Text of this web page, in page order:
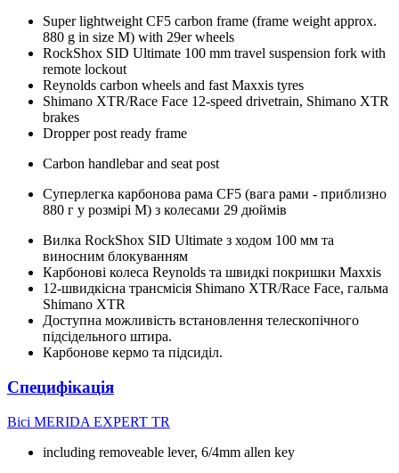
Super lightweight CF5 carbon frame (frame weight approx.
880 g in size M) with 29er wheels
RockShox SID Ultimate 100 mm travel suspension fork with
remote lockout
Reynolds carbon wheels and fast Maxxis tyres
Shimano XTR/Race Face 12-speed drivetrain, Shimano XTR
brakes
Dropper post ready frame
Carbon handlebar and seat post
Суперлегка карбонова рама CF5 (вага рами - приблизно
880 г у розмірі М) з колесами 29 дюймів
Вилка RockShox SID Ultimate з ходом 100 мм та
виносним блокуванням
Карбонові колеса Reynolds та швидкі покришки Maxxis
12-швидкісна трансмісія Shimano XTR/Race Face, гальма
Shimano XTR
Доступна можливість встановлення телескопічного
підсідельного штира.
Карбонове кермо та підсиділ.
Специфікація
Вісі MERIDA EXPERT TR
including removeable lever, 6/4mm allen key